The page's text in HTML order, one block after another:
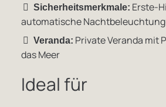
Sicherheitsmerkmale: Erste-
automatische Nachtbeleuchtung
Veranda: Private Veranda mit
das Meer
Ideal für